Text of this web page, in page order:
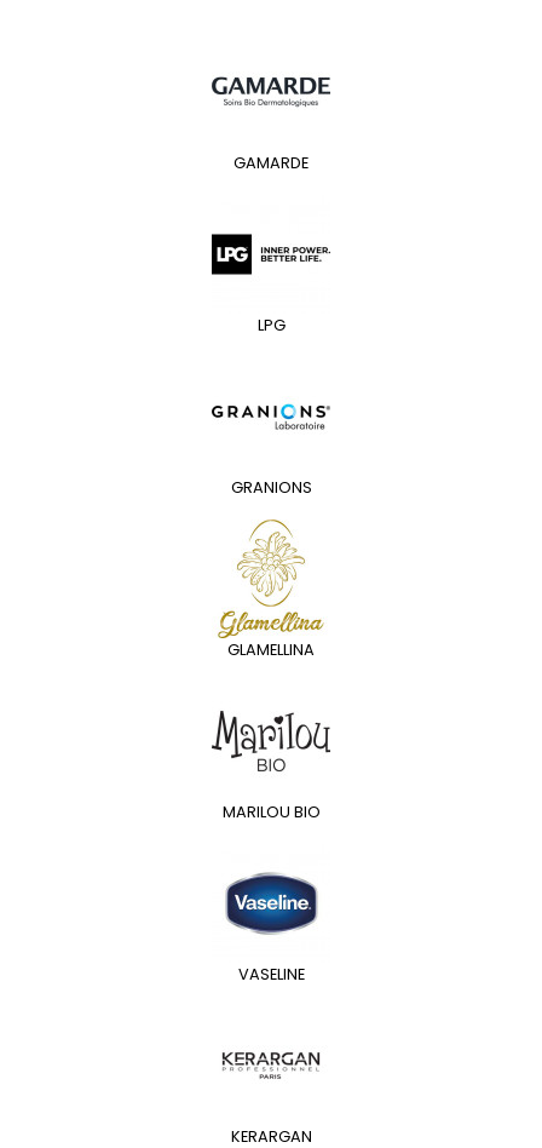
GAMARDE
LPG
GRANIONS
GLAMELLINA
MARILOU BIO
VASELINE
KERARGAN